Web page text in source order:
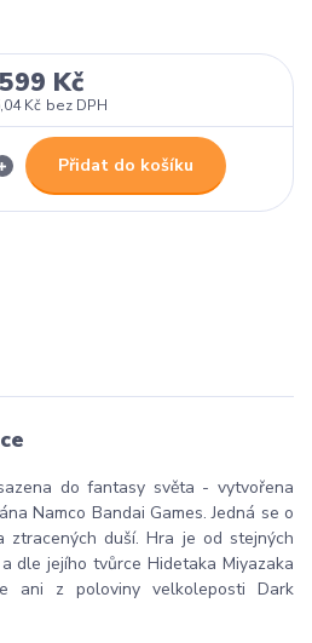
599 Kč
Kč bez DPH
Přidat do košíku
do fantasy světa - vytvořena
Namco Bandai Games. Jedná se o
ztracených duší. Hra je od stejných
dle jejího tvůrce Hidetaka Miyazaka
ani z poloviny velkoleposti Dark